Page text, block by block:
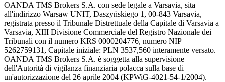
OANDA TMS Brokers S.A. con sede legale a Varsavia, sita
all'indirizzo Warsaw UNIT, Daszyńskiego 1, 00-843 Varsavia,
registrata presso il Tribunale Distrettuale della Capitale di Varsavia a
Varsavia, XIII Divisione Commerciale del Registro Nazionale dei
Tribunali con il numero KRS 0000204776, numero NIP
5262759131, Capitale iniziale: PLN 3537,560 interamente versato.
OANDA TMS Brokers S.A. è soggetta alla supervisione
dell'Autorità di vigilanza finanziaria polacca sulla base di
un'autorizzazione del 26 aprile 2004 (KPWiG-4021-54-1/2004).